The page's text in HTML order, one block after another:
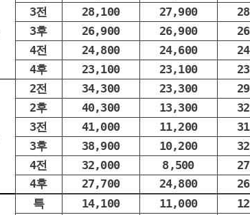
3전 28,100 27,900
3후
26,900 26,900
4전
24,800 24,600
4후
23,100 23,100
2전 34,300 23,300
2후 40,300 13,300
3전
41,000 11,200
3후
38,900 10,200
4전
32,000 8,500
4후
27,700 24,800
특 14,100 11,000